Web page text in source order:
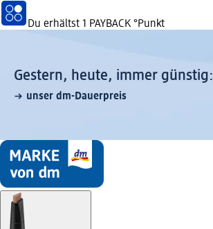
Du erhältst 1 PAYBACK °Punkt
Gestern, heute, immer günstig:
unser dm-Dauerpreis